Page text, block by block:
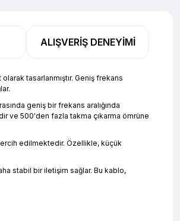
ALIŞVERIŞ DENEYIMI
tasarlanmıştır. Geniş frekans
geniş bir frekans aralığında
ve 500'den fazla takma çıkarma ömrüne
edilmektedir. Özellikle, küçük
stabil bir iletişim sağlar. Bu kablo,